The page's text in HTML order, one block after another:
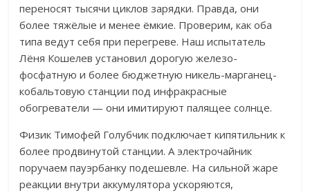
переносят тысячи циклов зарядки. Правда, они
более тяжёлые и менее ёмкие. Проверим, как оба
типа ведут себя при перегреве. Наш испытатель
Лёня Кошелев установил дорогую железо-
фосфатную и более бюджетную никель-марганец-
кобальтовую станции под инфракрасные
обогреватели — они имитируют палящее солнце.
Физик Тимофей Голубчик подключает кипятильник к
более продвинутой станции. А электрочайник
поручаем пауэрбанку подешевле. На сильной жаре
реакции внутри аккумулятора ускоряются,